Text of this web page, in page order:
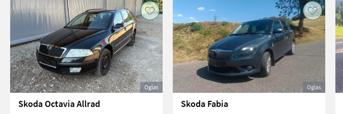
Oglas
Skoda Octavia Allrad
Oglas
Skoda Fabia